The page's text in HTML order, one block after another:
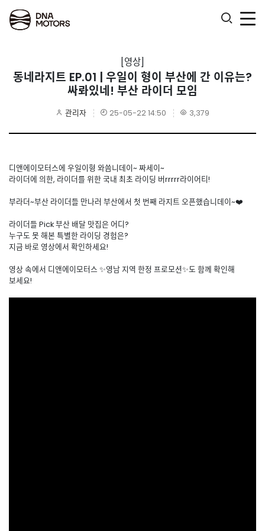
[영상]
동네라지트 EP.01 | 우일이 형이 부산에 간 이유는?
싸롸있네! 부산 라이더 모임
관리자 25-05-22 14:50 3,379
디앤에이모터스에 우일이형 와씀니데이~ 짜세이~
라이더에 의한, 라이더를 위한 국내 최초 라이딩 버rrrrr라이어티!
부라더~부산 라이더들 만나러 부산에서 첫 번째 라지트 오픈했습니데이~❤️
라이더들 Pick 부산 배달 맛집은 어디?
누구도 못 해본 특별한 라이딩 경험은?
지금 바로 영상에서 확인하세요!
영상 속에서 디앤에이모터스 ✨영남 지역 한정 프로모션✨도 함께 확인해
보세요!